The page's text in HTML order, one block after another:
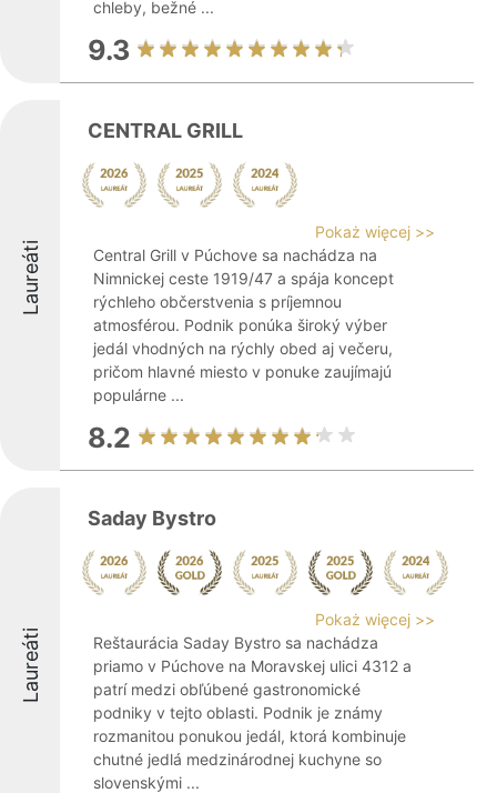
chleby, bežné ...
9.3
Laureáti
CENTRAL GRILL
Pokaż więcej >>
Central Grill v Púchove sa nachádza na
Nimnickej ceste 1919/47 a spája koncept
rýchleho občerstvenia s príjemnou
atmosférou. Podnik ponúka široký výber
jedál vhodných na rýchly obed aj večeru,
pričom hlavné miesto v ponuke zaujímajú
populárne ...
8.2
Laureáti
Saday Bystro
Pokaż więcej >>
Reštaurácia Saday Bystro sa nachádza
priamo v Púchove na Moravskej ulici 4312 a
patrí medzi obľúbené gastronomické
podniky v tejto oblasti. Podnik je známy
rozmanitou ponukou jedál, ktorá kombinuje
chutné jedlá medzinárodnej kuchyne so
slovenskými ...